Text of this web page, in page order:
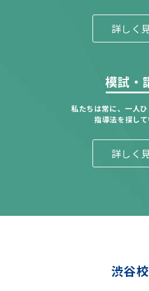
詳しく
模試・
私たちは常に、一人
指導法を探して
詳しく
渋谷校